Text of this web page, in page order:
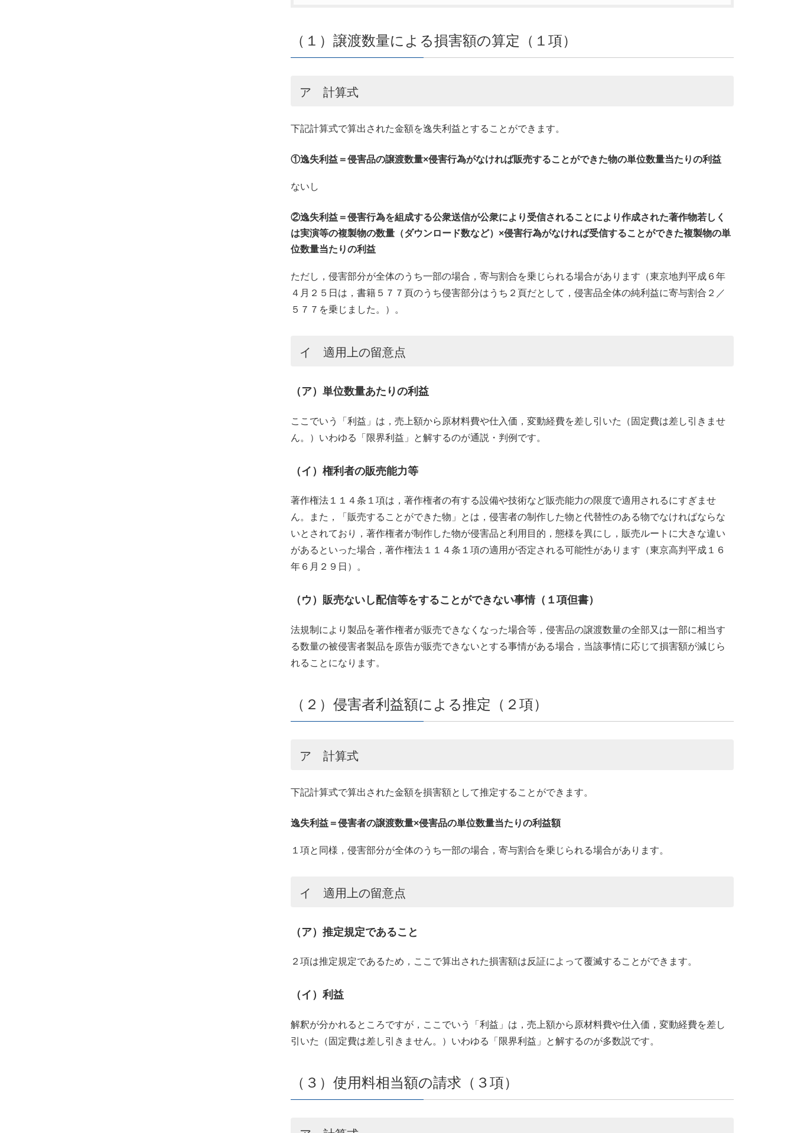
（１）譲渡数量による損害額の算定（１項）
ア 計算式
下記計算式で算出された金額を逸失利益とすることができます。
①逸失利益＝侵害品の譲渡数量×侵害行為がなければ販売することができた物の単位数量当たりの利益
ないし
②逸失利益＝侵害行為を組成する公衆送信が公衆により受信されることにより作成された著作物若しく
は実演等の複製物の数量（ダウンロード数など）×侵害行為がなければ受信することができた複製物の単
位数量当たりの利益
ただし，侵害部分が全体のうち一部の場合，寄与割合を乗じられる場合があります（東京地判平成６年
４月２５日は，書籍５７７頁のうち侵害部分はうち２頁だとして，侵害品全体の純利益に寄与割合２／
５７７を乗じました。）。
イ 適用上の留意点
（ア）単位数量あたりの利益
ここでいう「利益」は，売上額から原材料費や仕入価，変動経費を差し引いた（固定費は差し引きませ
ん。）いわゆる「限界利益」と解するのが通説・判例です。
（イ）権利者の販売能力等
著作権法１１４条１項は，著作権者の有する設備や技術など販売能力の限度で適用されるにすぎませ
ん。また，「販売することができた物」とは，侵害者の制作した物と代替性のある物でなければならな
いとされており，著作権者が制作した物が侵害品と利用目的，態様を異にし，販売ルートに大きな違い
があるといった場合，著作権法１１４条１項の適用が否定される可能性があります（東京高判平成１６
年６月２９日）。
（ウ）販売ないし配信等をすることができない事情（１項但書）
法規制により製品を著作権者が販売できなくなった場合等，侵害品の譲渡数量の全部又は一部に相当す
る数量の被侵害者製品を原告が販売できないとする事情がある場合，当該事情に応じて損害額が減じら
れることになります。
（２）侵害者利益額による推定（２項）
ア 計算式
下記計算式で算出された金額を損害額として推定することができます。
逸失利益＝侵害者の譲渡数量×侵害品の単位数量当たりの利益額
１項と同様，侵害部分が全体のうち一部の場合，寄与割合を乗じられる場合があります。
イ 適用上の留意点
（ア）推定規定であること
２項は推定規定であるため，ここで算出された損害額は反証によって覆滅することができます。
（イ）利益
解釈が分かれるところですが，ここでいう「利益」は，売上額から原材料費や仕入価，変動経費を差し
引いた（固定費は差し引きません。）いわゆる「限界利益」と解するのが多数説です。
（３）使用料相当額の請求（３項）